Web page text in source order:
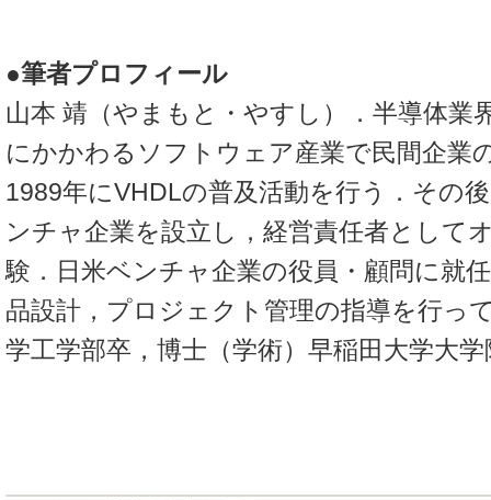
●筆者プロフィール
山本 靖（やまもと・やすし）．半導体業
にかかわるソフトウェア産業で民間企業
1989年にVHDLの普及活動を行う．その
ンチャ企業を設立し，経営責任者として
験．日米ベンチャ企業の役員・顧問に就
品設計，プロジェクト管理の指導を行っ
学工学部卒，博士（学術）早稲田大学大学